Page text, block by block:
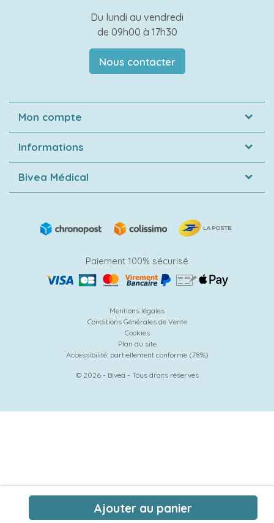
Ajouter au panier
Du lundi au vendredi
de 09h00 à 17h30
Nous contacter
Mon compte
Informations
Bivea Médical
Paiement 100% sécurisé
Mentions légales
Conditions Générales de Vente
Cookies
Plan du site
Accessibilité: partiellement conforme (78%)
© 2026 - Bivea - Tous droits réservés